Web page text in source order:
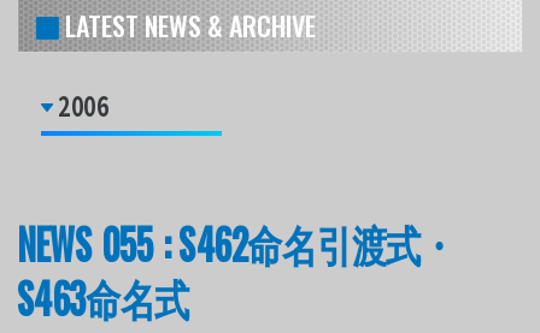
LATEST NEWS & ARCHIVE
2006
NEWS 055 : S462命名引渡式・
S463命名式